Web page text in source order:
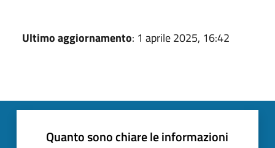
Ultimo aggiornamento: 1 aprile 2025, 16:42
Quanto sono chiare le informazioni